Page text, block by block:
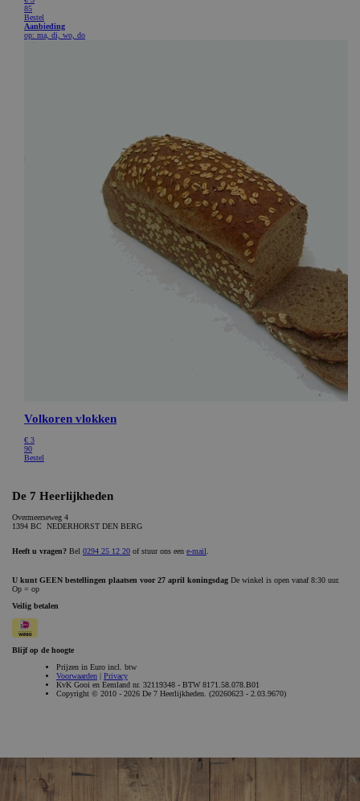
ASP.NET_SessionId
Microsoft Corporation
webshop.bakkerijde7heerlijkheden.nl